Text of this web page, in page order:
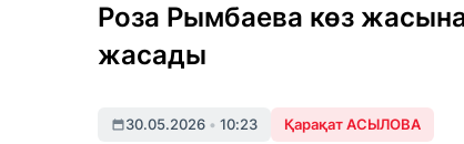
Роза Рымбаева көз
жасады
30.05.2026 • 10:23 Қарақат АСЫЛОВА